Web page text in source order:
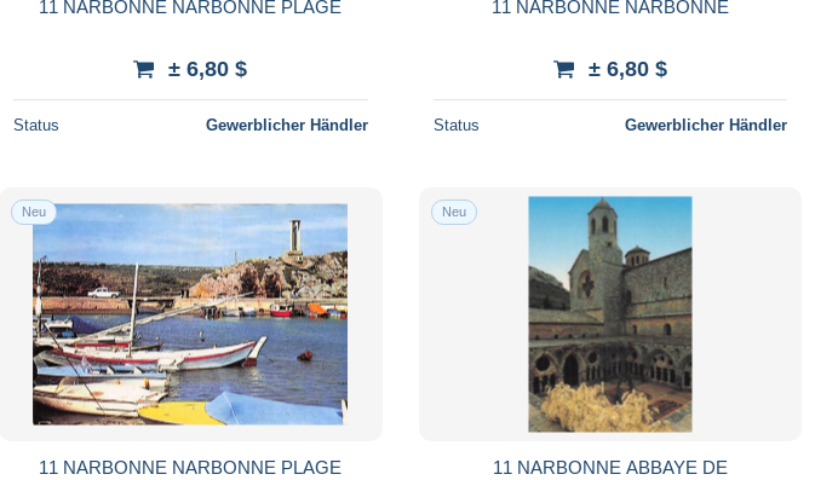
11 NARBONNE NARBONNE PLAGE
± 6,80 $
Status Gewerblicher Händler
11 NARBONNE NARBONNE
± 6,80 $
Status Gewerblicher Händler
Neu
11 NARBONNE NARBONNE PLAGE
Neu
11 NARBONNE ABBAYE DE